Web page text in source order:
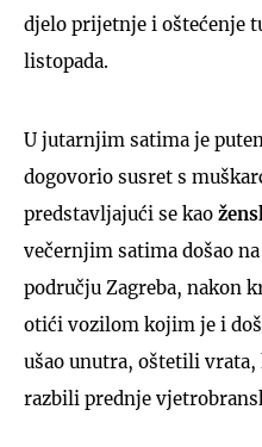
djelo prijetnje i oštećenje
listopada.
U jutarnjim satima je
dogovorio susret s
predstavljajući se kao
večernjim satima došao
području Zagreba, nakon
otići vozilom kojim je i
ušao unutra, oštetili
razbili prednje